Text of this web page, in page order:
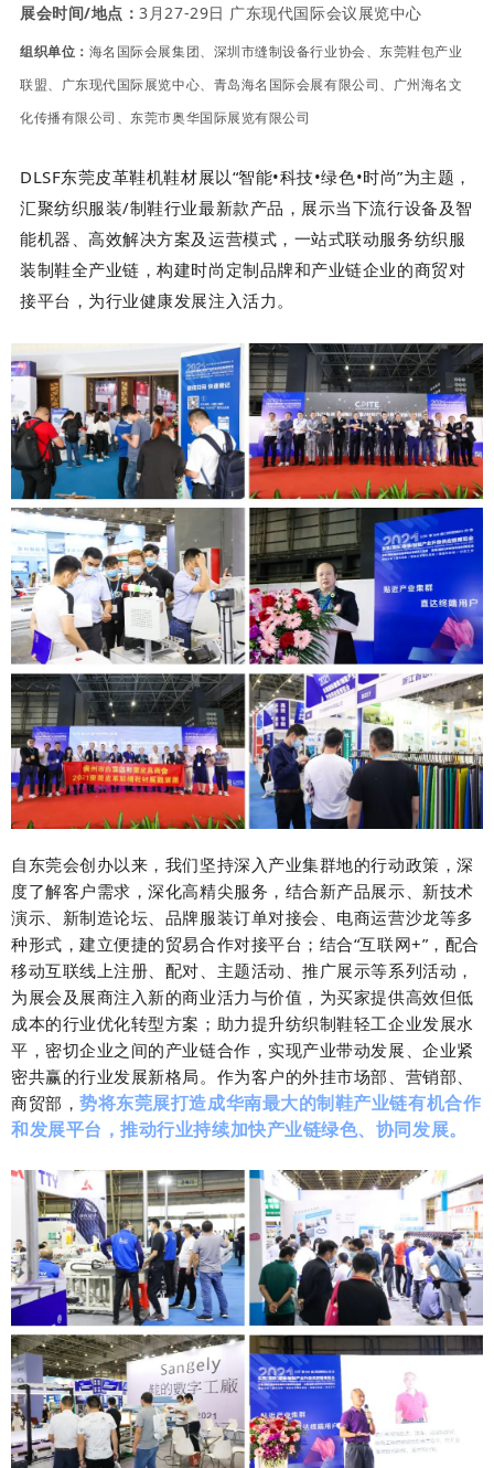
展会时间/地点：3月27-29日 广东现代国际会议展览中心
组织单位： 海名国际会展集团、深圳市缝制设备行业协会、东莞鞋包产业
联盟、广东现代国际展览中心、青岛海名国际会展有限公司、广州海名文
化传播有限公司、东莞市奥华国际展览有限公司
DLSF东莞皮革鞋机鞋材展以“智能•科技•绿色•时尚”为主题，
汇聚纺织服装/制鞋行业最新款产品，展示当下流行设备及智
能机器、高效解决方案及运营模式，一站式联动服务纺织服
装制鞋全产业链，构建时尚定制品牌和产业链企业的商贸对
接平台，为行业健康发展注入活力。
自东莞会创办以来，我们坚持深入产业集群地的行动政策，深
度了解客户需求，深化高精尖服务，结合新产品展示、新技术
演示、新制造论坛、品牌服装订单对接会、电商运营沙龙等多
种形式，建立便捷的贸易合作对接平台；结合“互联网+”，配合
移动互联线上注册、配对、主题活动、推广展示等系列活动，
为展会及展商注入新的商业活力与价值，为买家提供高效但低
成本的行业优化转型方案；助力提升纺织制鞋轻工企业发展水
平，密切企业之间的产业链合作，实现产业带动发展、企业紧
密共赢的行业发展新格局。作为客户的外挂市场部、营销部、
商贸部，势将东莞展打造成华南最大的制鞋产业链有机合作
和发展平台，推动行业持续加快产业链绿色、协同发展。